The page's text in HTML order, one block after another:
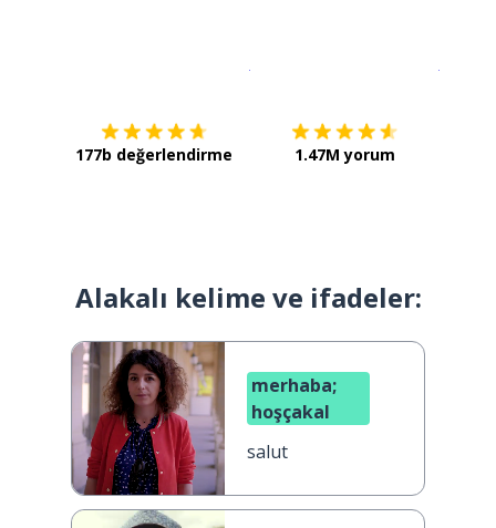
177b değerlendirme 1.47M yorum
Alakalı kelime ve ifadeler:
merhaba;
hoşçakal
salut